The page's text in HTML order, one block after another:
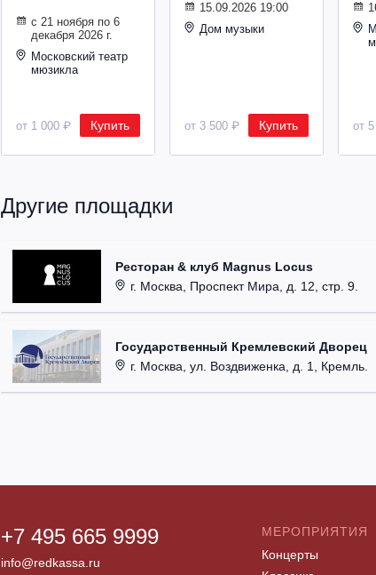
с 21 ноября по 6
декабря 2026 г.
Московский театр
мюзикла
от 1 000 ₽ Купить
15.09.2026 19:00
Дом музыки
от 3 500 ₽ Купить от
Другие площадки
Ресторан & клуб Magnus Locus
г. Москва, Проспект Мира, д. 12, стр. 9.
Государственный Кремлевский Дворец
г. Москва, ул. Воздвиженка, д. 1, Кремль.
+7 495 665 9999
info@redkassa.ru
МЕРОПРИЯТИЯ
Концерты